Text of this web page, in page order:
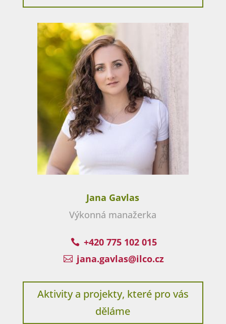
Jana Gavlas
Výkonná manažerka
 +420 775 102 015
 jana.gavlas@ilco.cz
Aktivity a projekty, které pro vás
děláme